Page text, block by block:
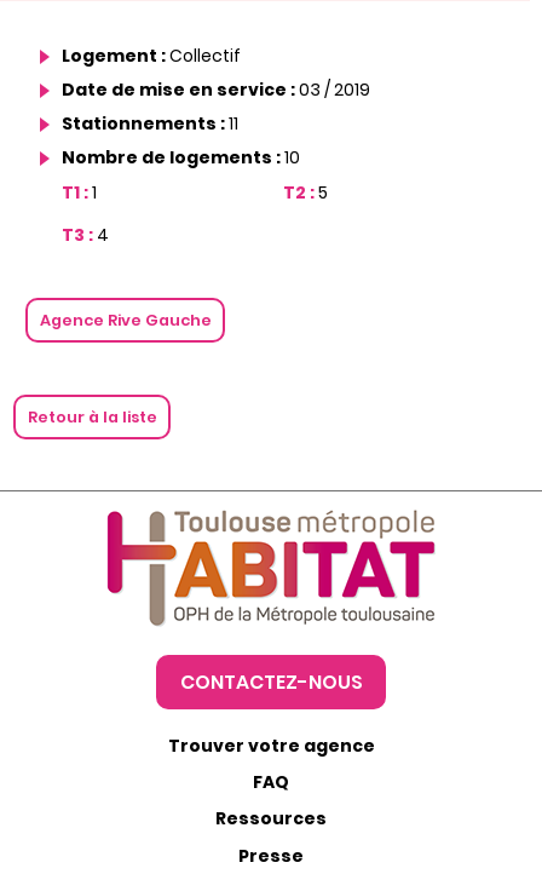
Logement :Collectif
Date de mise en service :03 / 2019
Stationnements :11
Nombre de logements :10
T1 :1 T2 :5
T3 : 4
Agence Rive Gauche
Retour à la liste
CONTACTEZ-NOUS
Trouver votre agence
FAQ
Ressources
Presse